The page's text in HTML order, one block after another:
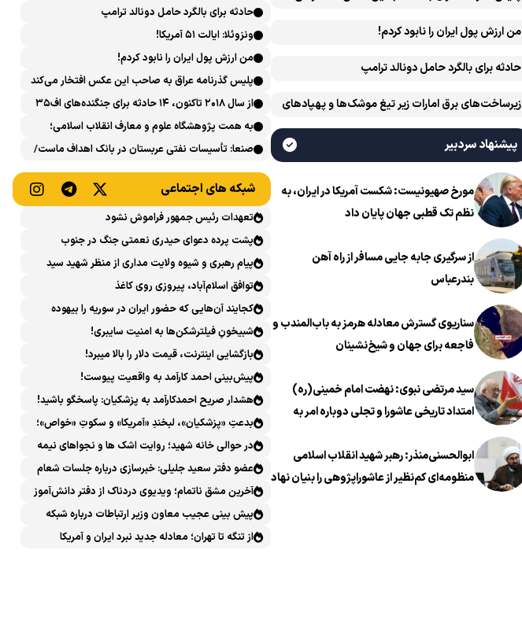
من ارزش پول ایران را نابود کردم!
حادثه برای بالگرد حامل دونالد ترامپ
زیرساخت‌های برق امارات زیر تیغ موشک‌ها و پهپادهای
ایران است
پیشنهاد سردبیر
مورخ صهیونیست: شکست آمریکا در ایران، به
نظم تک قطبی جهان پایان داد
از سرگیری جابه جایی مسافر از راه آهن
بندرعباس
سناریوی گسترش معادله هرمز به باب‌المندب و
فاجعه برای جهان و شیخ‌نشینان
سید مرتضی نبوی: نهضت امام خمینی(ره)
امتداد تاریخی عاشورا و تجلی دوباره امر به
ابوالحسنی‌منذر: رهبر شهید انقلاب اسلامی
منظومه‌ای کم‌نظیر از عاشوراپژوهی را بنیان نهاد
ایران است
حادثه برای بالگرد حامل دونالد ترامپ
ونزوئلا: ایالت ۵۱ آمریکا!
من ارزش پول ایران را نابود کردم!
پلیس گذرنامه عراق به صاحب این عکس افتخار می‌کند
از سال ۲۰۱۸ تاکنون، ۱۴ حادثه برای جنگنده‌های اف۳۵
آمریکایی رخ داده است
به همت پژوهشگاه علوم و معارف انقلاب اسلامی؛
نشست علمی «اربعین حسینی در منظومه فکری رهبر
صنعا: تأسیسات نفتی عربستان در بانک اهداف ماست/
پاسخی محکم می‌دهیم
شبکه های اجتماعی
تعهدات رئیس جمهور فراموش نشود
پشت پرده دعوای حیدری نعمتی جنگ در جنوب
پیام رهبری و شیوه ولایت مداری از منظر شهید سید
حسن نصرالله
توافق اسلام‌آباد، پیروزی روی کاغذ
کجایند آن‌هایی که حضور ایران در سوریه را بیهوده
میدانستند؟
شبیخونِ فیلترشکن‌ها به امنیت سایبری!
بازگشایی اینترنت، قیمت دلار را بالا میبرد!
پیش‌بینی احمد کارآمد به واقعیت پیوست!
هشدار صریح احمدکارآمد به پزشکیان: پاسخگو باشید!
بدعتِ «پزشکیان»، لبخندِ «آمریکا» و سکوتِ «خواص»؛
سیرکِ قانون‌گریزی در روز روشن!
در حوالی خانه شهید؛ روایت اشک ها و نجواهای نیمه
شب
عضو دفتر سعید جلیلی: خبرسازی درباره جلسات شعام
خلاف امنیت ملی است
آخرین مشق ناتمام؛ ویدیوی دردناک از دفتر دانش‌آموز
شهید مینابی پربازدید شد
پیش بینی عجیب معاون وزیر ارتباطات درباره شبکه
ملی اطلاعات که محقق هم نشد!
از تنگه تا تهران؛ معادله جدید نبرد ایران و آمریکا